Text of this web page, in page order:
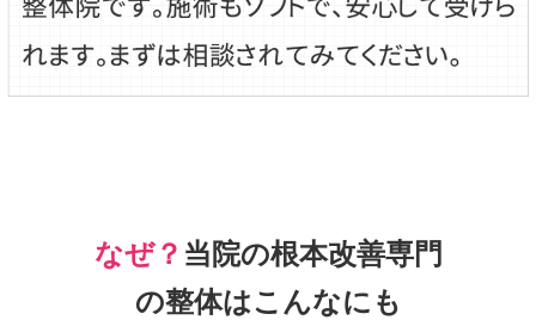
なぜ？ 当院の根本改善専門
の整体はこんなにも